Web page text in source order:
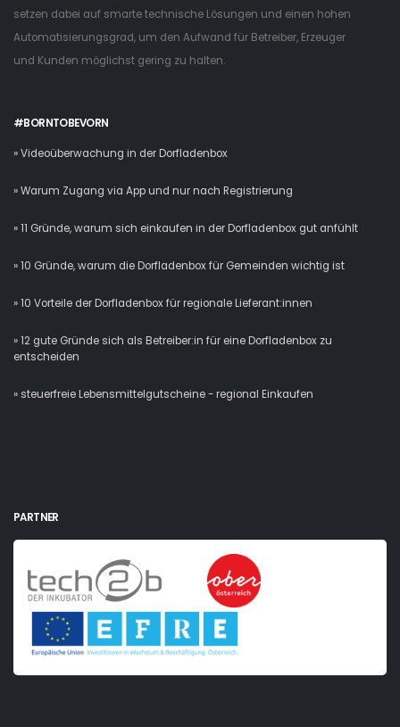
setzen dabei auf smarte technische Lösungen und einen hohen
Automatisierungsgrad, um den Aufwand für Betreiber, Erzeuger
und Kunden möglichst gering zu halten.
#BORNTOBEVORN
» Videoüberwachung in der Dorfladenbox
» Warum Zugang via App und nur nach Registrierung
» 11 Gründe, warum sich einkaufen in der Dorfladenbox gut anfühlt
» 10 Gründe, warum die Dorfladenbox für Gemeinden wichtig ist
» 10 Vorteile der Dorfladenbox für regionale Lieferant:innen
» 12 gute Gründe sich als Betreiber:in für eine Dorfladenbox zu
entscheiden
» steuerfreie Lebensmittelgutscheine - regional Einkaufen
PARTNER